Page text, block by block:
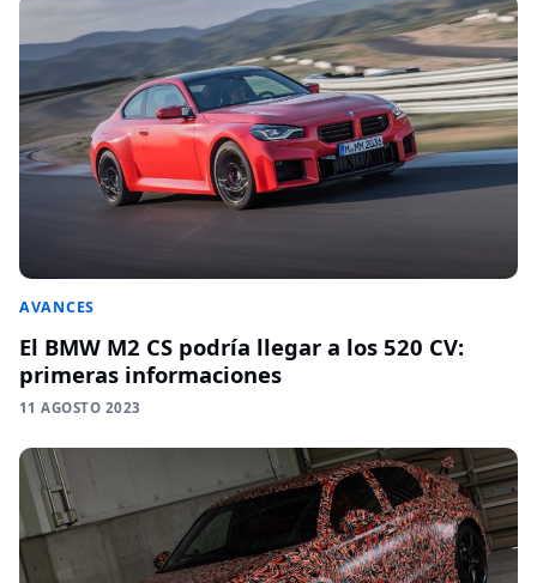
AVANCES
El BMW M2 CS podría llegar a los 520 CV:
primeras informaciones
11 AGOSTO 2023